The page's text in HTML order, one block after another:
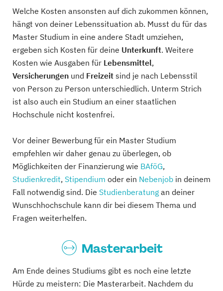
Welche Kosten ansonsten auf dich zukommen können,
hängt von deiner Lebenssituation ab. Musst du für das
Master Studium in eine andere Stadt umziehen,
ergeben sich Kosten für deine Unterkunft. Weitere
Kosten wie Ausgaben für Lebensmittel,
Versicherungen und Freizeit sind je nach Lebensstil
von Person zu Person unterschiedlich. Unterm Strich
ist also auch ein Studium an einer staatlichen
Hochschule nicht kostenfrei.
Vor deiner Bewerbung für ein Master Studium
empfehlen wir daher genau zu überlegen, ob
Möglichkeiten der Finanzierung wie BAföG,
Studienkredit, Stipendium oder ein Nebenjob in deinem
Fall notwendig sind. Die Studienberatung an deiner
Wunschhochschule kann dir bei diesem Thema und
Fragen weiterhelfen.
Masterarbeit
Am Ende deines Studiums gibt es noch eine letzte
Hürde zu meistern: Die Masterarbeit. Nachdem du